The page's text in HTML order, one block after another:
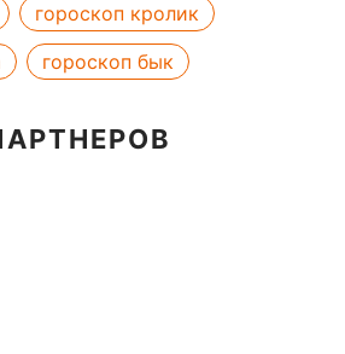
гороскоп кролик
гороскоп бык